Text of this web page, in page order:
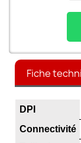
Fiche
DPI
Connectivité